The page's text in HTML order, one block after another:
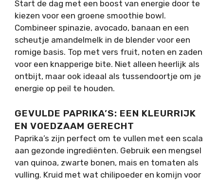
Start de dag met een boost van energie door te
kiezen voor een groene smoothie bowl.
Combineer spinazie, avocado, banaan en een
scheutje amandelmelk in de blender voor een
romige basis. Top met vers fruit, noten en zaden
voor een knapperige bite. Niet alleen heerlijk als
ontbijt, maar ook ideaal als tussendoortje om je
energie op peil te houden.
GEVULDE PAPRIKA’S: EEN KLEURRIJK
EN VOEDZAAM GERECHT
Paprika’s zijn perfect om te vullen met een scala
aan gezonde ingrediënten. Gebruik een mengsel
van quinoa, zwarte bonen, mais en tomaten als
vulling. Kruid met wat chilipoeder en komijn voor